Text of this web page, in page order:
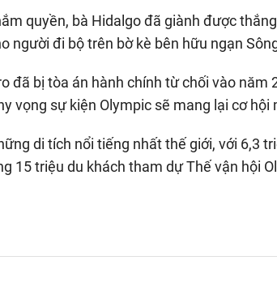
quyền, bà Hidalgo đã giành được
người đi bộ trên bờ kè bên hữu ngạn
đã bị tòa án hành chính từ chối vào năm
vọng sự kiện Olympic sẽ mang lại cơ hội
di tích nổi tiếng nhất thế giới, với 6,3
15 triệu du khách tham dự Thế vận hội